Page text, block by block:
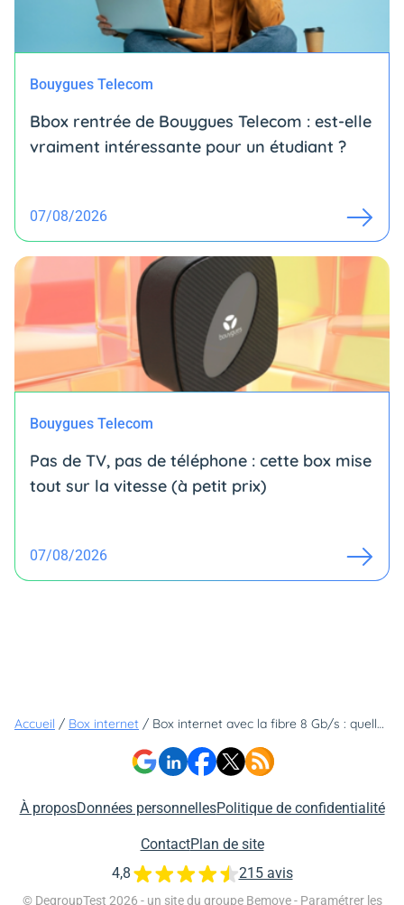
Bouygues Telecom
Bbox rentrée de Bouygues Telecom : est-elle
vraiment intéressante pour un étudiant ?
07/08/2026
Bouygues Telecom
Pas de TV, pas de téléphone : cette box mise
tout sur la vitesse (à petit prix)
07/08/2026
Accueil / Box internet / Box internet avec la fibre 8 Gb/s : quelle est l'offre la moins chère ?
À proposDonnées personnellesPolitique de confidentialité
ContactPlan de site
© DegroupTest 2026 - un site du groupe Bemove - Paramétrer les
4,8 215 avis